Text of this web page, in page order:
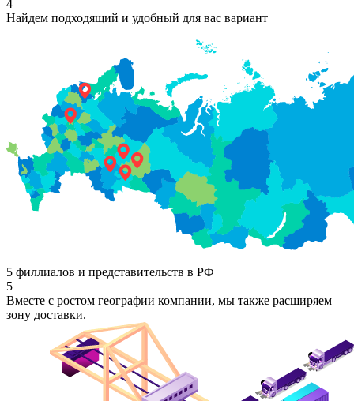
4
Найдем подходящий и удобный для вас вариант
5 филлиалов и представительств в РФ
5
Вместе с ростом географии компании, мы также расширяем
зону доставки.